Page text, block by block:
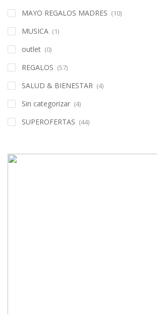
MAYO REGALOS MADRES (10)
MUSICA (1)
outlet (0)
REGALOS (57)
SALUD & BIENESTAR (4)
Sin categorizar (4)
SUPEROFERTAS (44)